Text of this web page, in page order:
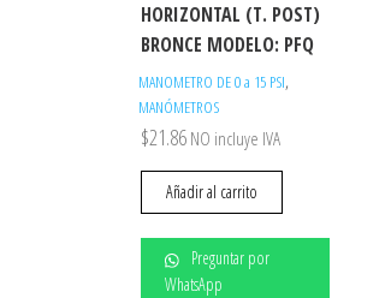
HORIZONTAL (T. POST)
BRONCE MODELO: PFQ
MANOMETRO DE 0 a 15 PSI,
MANÓMETROS
$21.86 NO incluye IVA
Añadir al carrito
Preguntar por
WhatsApp